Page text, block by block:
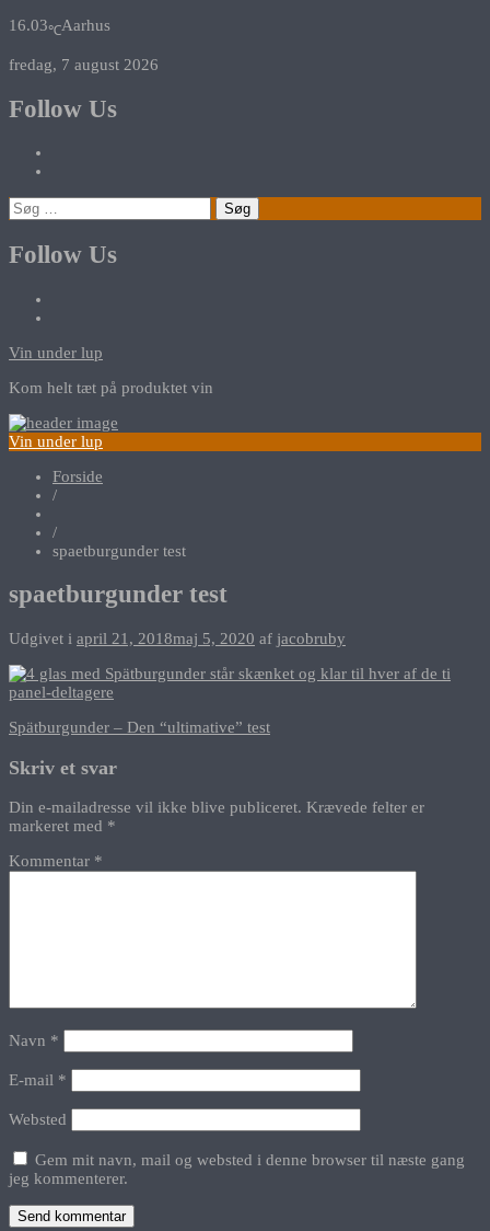
16.03℃Aarhus
fredag, 7 august 2026
Follow Us
Søg
efter:
Follow Us
Vin under lup
Kom helt tæt på produktet vin
Vin under lup
Forside
/
/
spaetburgunder test
spaetburgunder test
Udgivet i april 21, 2018maj 5, 2020 af jacobruby
Indlægsnavigation
Spätburgunder – Den “ultimative” test
Skriv et svar
Din e-mailadresse vil ikke blive publiceret. Krævede felter er
markeret med *
Kommentar *
Navn *
E-mail *
Websted
Gem mit navn, mail og websted i denne browser til næste gang
jeg kommenterer.